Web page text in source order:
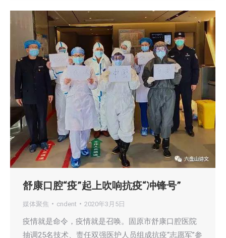
舒康口腔“疫”起上吹响抗疫“冲锋号”
媒体聚焦 cndent 2020年3月5日
疫情就是命令，疫情就是召唤。固原市舒康口腔医院
抽调25名技术、责任双强医护人员组成抗疫“志愿军”参